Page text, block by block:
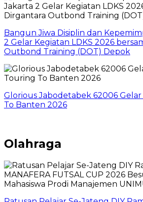
Bangun Jiwa Disiplin dan
2 Gelar Kegiatan LDKS 2026
Outbond Training (DOT) Depok
Glorious Jabodetabek 62006
To Banten 2026
Olahraga